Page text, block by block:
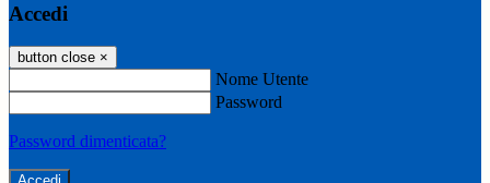
Accedi
button close ×
Nome Utente
Password
Password dimenticata?